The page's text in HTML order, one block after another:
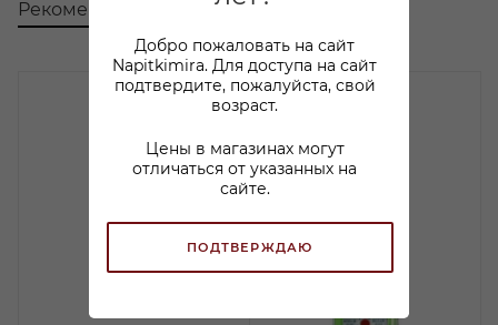
Добро пожаловать на сайт
Napitkimira. Для доступа на сайт
подтвердите, пожалуйста, свой
возраст.
Цены в магазинах могут
отличаться от указанных на
сайте.
ПОДТВЕРЖДАЮ
Рекомендуем С этим товаром покупают